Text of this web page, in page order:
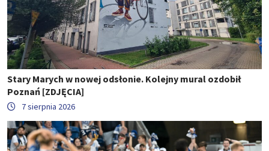
Stary Marych w nowej odsłonie. Kolejny mural ozdobił
Poznań [ZDJĘCIA]
7 sierpnia 2026